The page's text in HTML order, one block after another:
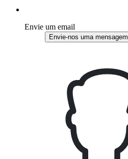
Envie um email
Envie-nos uma mensagem